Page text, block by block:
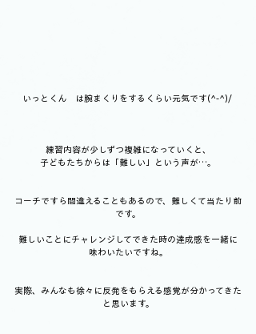
いっとくん　は腕まくりをするくらい元気です(^-^)/
練習内容が少しずつ複雑になっていくと、
子どもたちからは「難しい」という声が…。
コーチですら間違えることもあるので、難しくて当たり前
です。
難しいことにチャレンジしてできた時の達成感を一緒に
味わいたいですね。
実際、みんなも徐々に反発をもらえる感覚が分かってきた
と思います。